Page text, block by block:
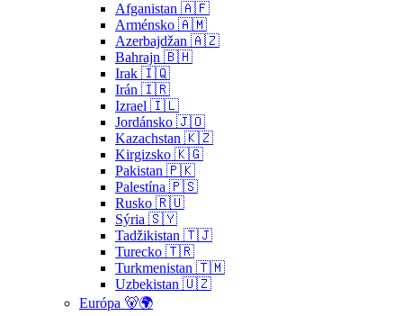
Afganistan 🇦🇫
Arménsko 🇦🇲
Azerbajdžan 🇦🇿
Bahrajn 🇧🇭
Irak 🇮🇶
Irán 🇮🇷
Izrael 🇮🇱
Jordánsko 🇯🇴
Kazachstan 🇰🇿
Kirgizsko 🇰🇬
Pakistan 🇵🇰
Palestína 🇵🇸
Rusko 🇷🇺
Sýria 🇸🇾
Tadžikistan 🇹🇯
Turecko 🇹🇷
Turkmenistan 🇹🇲
Uzbekistan 🇺🇿
Európa 🐻🌍